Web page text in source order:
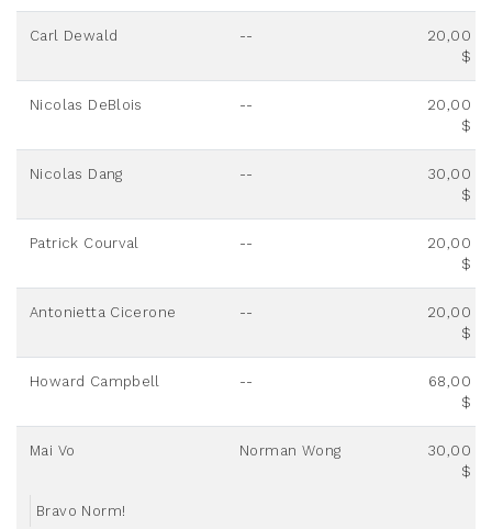
Carl Dewald --
20,00
$
Nicolas DeBlois --
20,00
$
Nicolas Dang --
30,00
$
Patrick Courval --
20,00
$
Antonietta Cicerone --
20,00
$
Howard Campbell --
68,00
$
Mai Vo Norman Wong
30,00
$
Bravo Norm!